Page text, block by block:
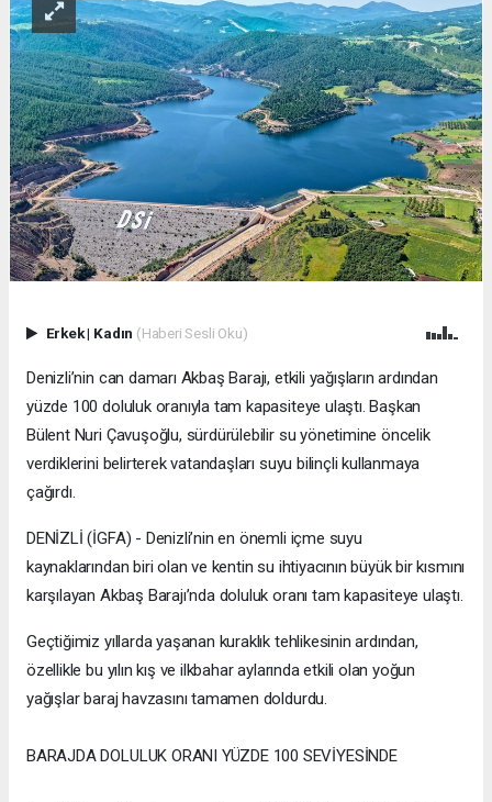
Erkek| Kadın (Haberi Sesli Oku)
Denizli’nin can damarı Akbaş Barajı, etkili yağışların ardından
yüzde 100 doluluk oranıyla tam kapasiteye ulaştı. Başkan
Bülent Nuri Çavuşoğlu, sürdürülebilir su yönetimine öncelik
verdiklerini belirterek vatandaşları suyu bilinçli kullanmaya
çağırdı.
DENİZLİ (İGFA) - Denizli’nin en önemli içme suyu
kaynaklarından biri olan ve kentin su ihtiyacının büyük bir kısmını
karşılayan Akbaş Barajı’nda doluluk oranı tam kapasiteye ulaştı.
Geçtiğimiz yıllarda yaşanan kuraklık tehlikesinin ardından,
özellikle bu yılın kış ve ilkbahar aylarında etkili olan yoğun
yağışlar baraj havzasını tamamen doldurdu.
BARAJDA DOLULUK ORANI YÜZDE 100 SEVİYESİNDE